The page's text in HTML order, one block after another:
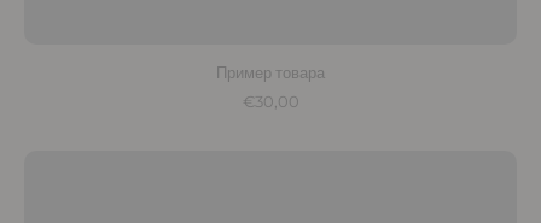
Пример товара
€30,00